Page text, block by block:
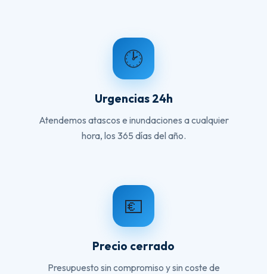
🕑
Urgencias 24h
Atendemos atascos e inundaciones a cualquier
hora, los 365 días del año.
💶
Precio cerrado
Presupuesto sin compromiso y sin coste de